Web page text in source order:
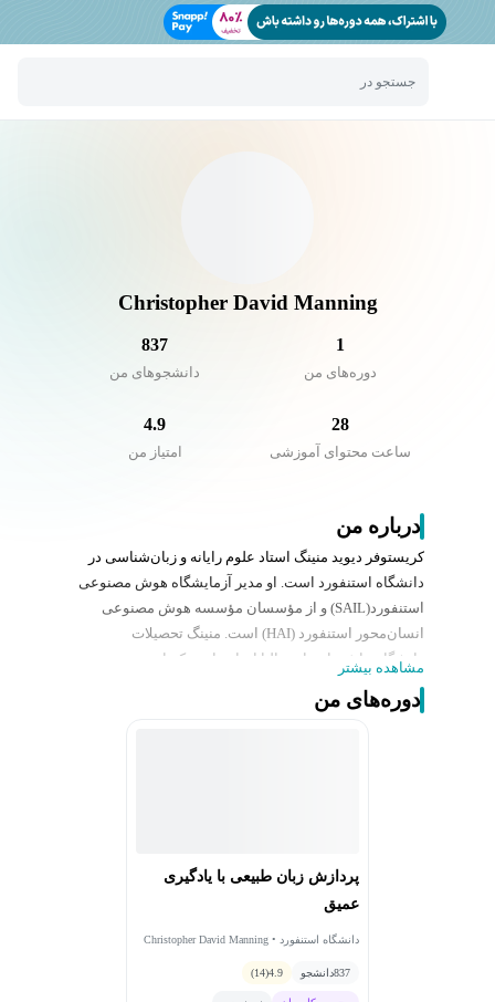
جستجو در
Christopher David Manning
1
دوره‌های من
837
دانشجو‌های من
28
ساعت محتوای آموزشی
4.9
امتیاز من
درباره من
کریستوفر دیوید منینگ استاد علوم رایانه و زبان‌شناسی در
دانشگاه استنفورد است. او مدیر آزمایشگاه هوش مصنوعی
استنفورد(SAIL) و از مؤسسان مؤسسه هوش مصنوعی
انسان‌محور استنفورد (HAI) است. منینگ تحصیلات
دانشگاهی‌اش را در استرالیا انجام داد و دکترای
فعالیت‌های پژوهشی او شامل توسعه نرم‌افزارهای متن‌باز
را تألیف کرده است. او عضو برجسته‌ی انجمن‌های علمی
در جامعه پژوهشی دریافت کرده‌اند.
مشاهده بیشتر
دوره‌های من
پردازش زبان طبیعی با یادگیری
عمیق
دانشگاه استنفورد • Christopher David Manning
837دانشجو 4.9
(14)